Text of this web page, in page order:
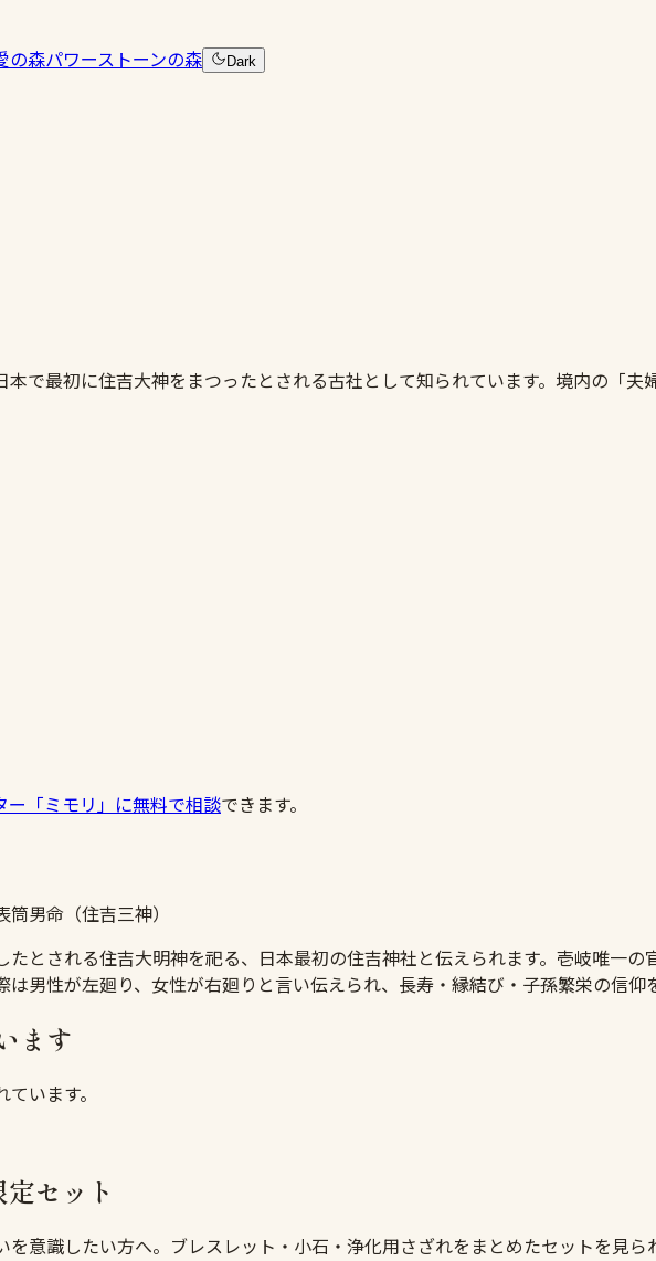
の森パワーストーンの森
Dark
で最初に住吉大神をまつったとされる古社として知られています。境内の「
ー「ミモリ」に無料で相談できます。
男命（住吉三神）
とされる住吉大明神を祀る、日本最初の住吉神社と伝えられます。壱岐唯一
男性が左廻り、女性が右廻りと言い伝えられ、長寿・縁結び・子孫繁栄の信仰
ます
います。
セット
意識したい方へ。ブレスレット・小石・浄化用さざれをまとめたセットを見ら